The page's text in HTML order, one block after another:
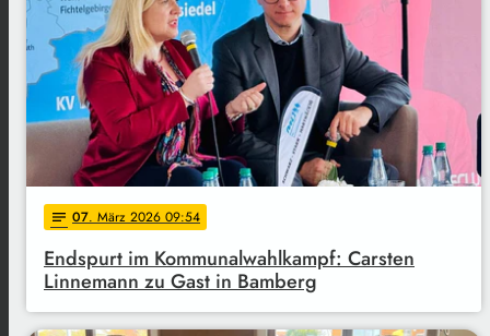
notes 07. März 2026 09:54
Endspurt im Kommunalwahlkampf: Carsten
Linnemann zu Gast in Bamberg